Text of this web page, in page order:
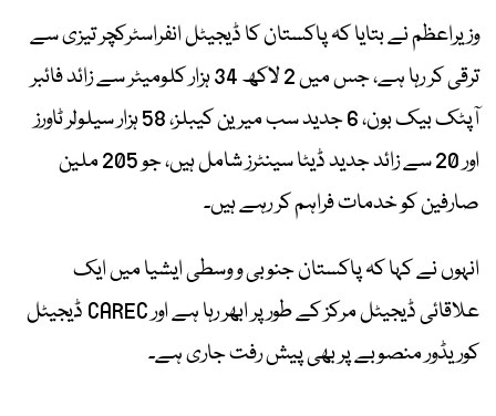
وزیراعظم نے بتایا کہ پاکستان کا ڈیجیٹل انفراسٹرکچر تیزی سے
ترقی کر رہا ہے، جس میں 2 لاکھ 34 ہزار کلومیٹر سے زائد فائبر
آپٹک بیک بون، 6 جدید سب میرین کیبلز، 58 ہزار سیلولر ٹاورز
اور 20 سے زائد جدید ڈیٹا سینٹرز شامل ہیں، جو 205 ملین
صارفین کو خدمات فراہم کر رہے ہیں۔
انہوں نے کہا کہ پاکستان جنوبی و وسطی ایشیا میں ایک
علاقائی ڈیجیٹل مرکز کے طور پر ابھر رہا ہے اور CAREC ڈیجیٹل
کوریڈور منصوبے پر بھی پیش رفت جاری ہے۔